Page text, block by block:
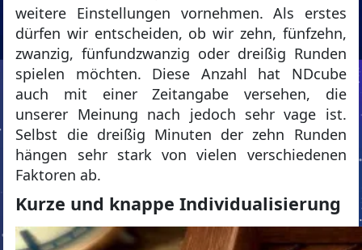
weitere Einstellungen vornehmen. Als erstes
dürfen wir entscheiden, ob wir zehn, fünfzehn,
zwanzig, fünfundzwanzig oder dreißig Runden
spielen möchten. Diese Anzahl hat NDcube
auch mit einer Zeitangabe versehen, die
unserer Meinung nach jedoch sehr vage ist.
Selbst die dreißig Minuten der zehn Runden
hängen sehr stark von vielen verschiedenen
Faktoren ab.
Kurze und knappe Individualisierung